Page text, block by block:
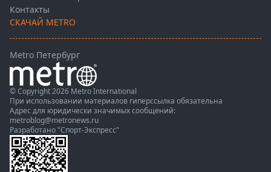
Контакты
СКАЧАЙ METRO
Metro Петербург
© Copyright 2026 Metro International
При использовании материалов гиперссылка обязательна
Адрес для юридически значимых сообщений:
metroblog@metronews.ru
Разработано "Спорт-Экспресс"